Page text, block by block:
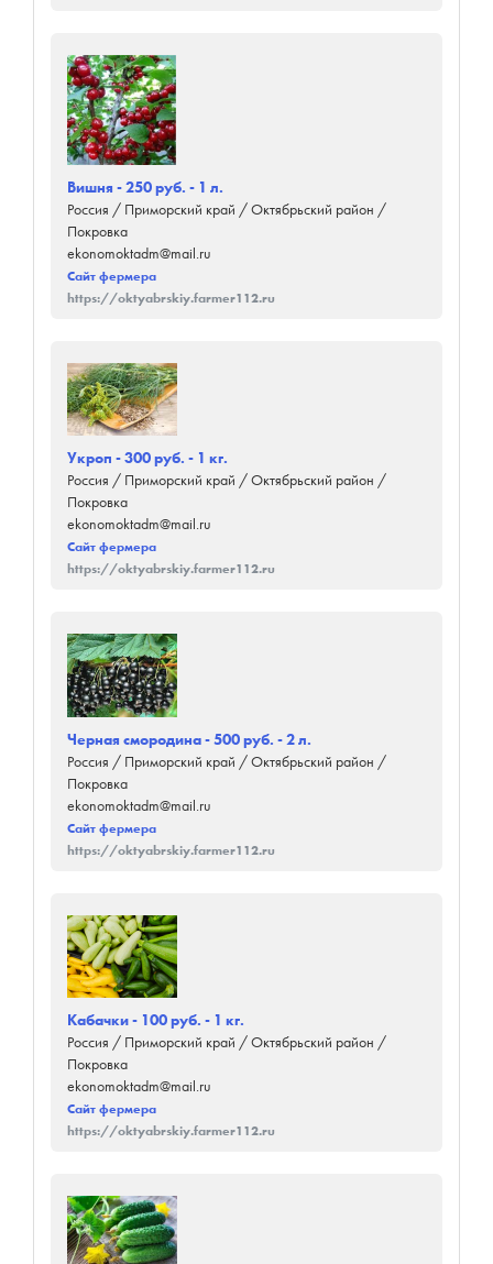
Вишня - 250 руб. - 1 л.
Россия / Приморский край / Октябрьский район /
Покровка
ekonomoktadm@mail.ru
Сайт фермера
https://oktyabrskiy.farmer112.ru
Укроп - 300 руб. - 1 кг.
Россия / Приморский край / Октябрьский район /
Покровка
ekonomoktadm@mail.ru
Сайт фермера
https://oktyabrskiy.farmer112.ru
Черная смородина - 500 руб. - 2 л.
Россия / Приморский край / Октябрьский район /
Покровка
ekonomoktadm@mail.ru
Сайт фермера
https://oktyabrskiy.farmer112.ru
Кабачки - 100 руб. - 1 кг.
Россия / Приморский край / Октябрьский район /
Покровка
ekonomoktadm@mail.ru
Сайт фермера
https://oktyabrskiy.farmer112.ru